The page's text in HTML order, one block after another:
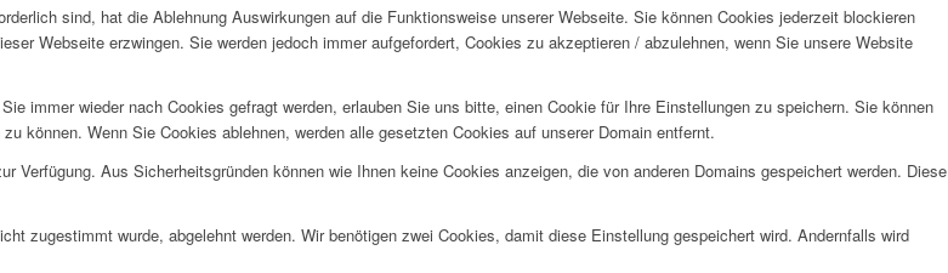
sind, hat die Ablehnung Auswirkungen auf die Funktionsweise unserer Webseite. Sie können Cookies jederzeit blockieren
Webseite erzwingen. Sie werden jedoch immer aufgefordert, Cookies zu akzeptieren / abzulehnen, wenn Sie unsere Website
immer wieder nach Cookies gefragt werden, erlauben Sie uns bitte, einen Cookie für Ihre Einstellungen zu speichern. Sie können
können. Wenn Sie Cookies ablehnen, werden alle gesetzten Cookies auf unserer Domain entfernt.
Aus Sicherheitsgründen können wie Ihnen keine Cookies anzeigen, die von anderen Domains gespeichert werden. Diese
zugestimmt wurde, abgelehnt werden. Wir benötigen zwei Cookies, damit diese Einstellung gespeichert wird. Andernfalls wird